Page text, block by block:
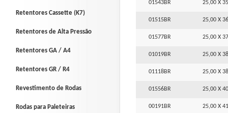
Retentores Cassette (K7)
Retentores de Alta Pressão
Retentores GA / A4
Retentores GR / R4
Revestimento de Rodas
Rodas para Paleteiras
01543BR 25,00 X
01515BR 25,00 X
01577BR 25,00 X
01019BR 25,00 X
01118BR 25,00 X
01556BR 25,00 X
00191BR 25,00 X